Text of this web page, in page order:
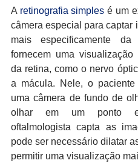
A retinografia simples é um
câmera especial para captar
mais especificamente
fornecem uma
da retina, como o nervo
a mácula. Nele, o
uma câmera de fundo de
olhar em um ponto
oftalmologista capta as
pode ser necessário dilatar
permitir uma visualização